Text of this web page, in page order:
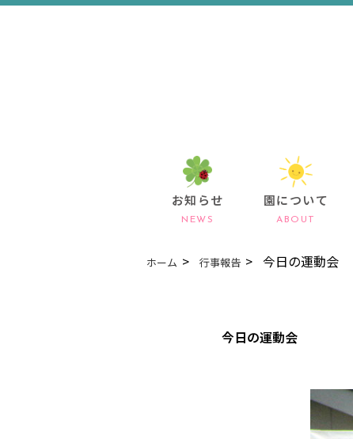
お知らせ
NEWS
園について
ABOUT
ホーム 行事報告 今日の運動会
今日の運動会